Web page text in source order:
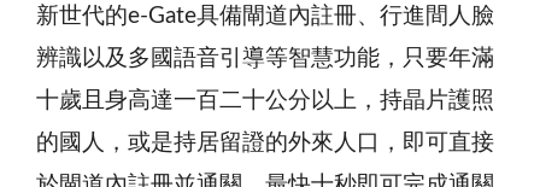
新世代的e-Gate具備閘道內註冊、行進間人臉
辨識以及多國語音引導等智慧功能，只要年滿
十歲且身高達一百二十公分以上，持晶片護照
的國人，或是持居留證的外來人口，即可直接